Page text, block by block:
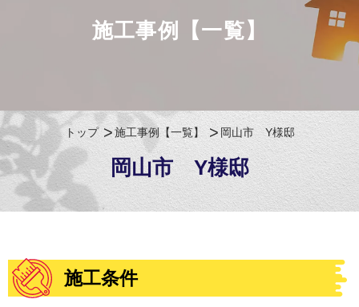
施工事例【一覧】
トップ 施工事例【一覧】 岡山市 Y様邸
岡山市 Y様邸
施工条件